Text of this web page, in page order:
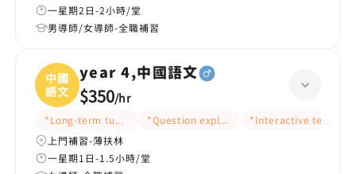
一星期2日-2小時/堂
男導師/女導師-全職補習
中國
語文
year 4,中國語文
$350/hr
*Long-term tutoring *Question explanation*Interactive teaching
上門補習-薄扶林
一星期1日-1.5小時/堂